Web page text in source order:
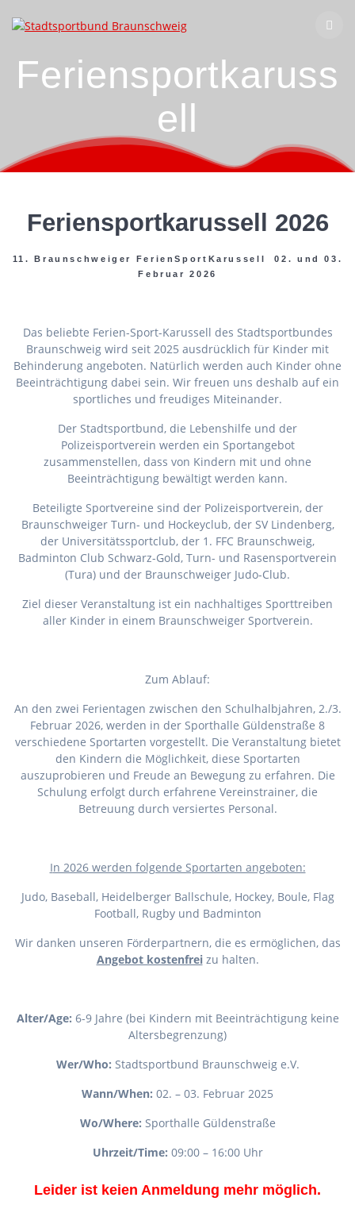
Inhalt
Feriensportkaruss
ell
Feriensportkarussell 2026
11. Braunschweiger FerienSportKarussell 02. und 03.
Februar 2026
Das beliebte Ferien-Sport-Karussell des Stadtsportbundes
Braunschweig wird seit 2025 ausdrücklich für Kinder mit
Behinderung angeboten. Natürlich werden auch Kinder ohne
Beeinträchtigung dabei sein. Wir freuen uns deshalb auf ein
sportliches und freudiges Miteinander.
Der Stadtsportbund, die Lebenshilfe und der
Polizeisportverein werden ein Sportangebot
zusammenstellen, dass von Kindern mit und ohne
Beeinträchtigung bewältigt werden kann.
Beteiligte Sportvereine sind der Polizeisportverein, der
Braunschweiger Turn- und Hockeyclub, der SV Lindenberg,
der Universitätssportclub, der 1. FFC Braunschweig,
Badminton Club Schwarz-Gold, Turn- und Rasensportverein
(Tura) und der Braunschweiger Judo-Club.
Ziel dieser Veranstaltung ist ein nachhaltiges Sporttreiben
aller Kinder in einem Braunschweiger Sportverein.
Zum Ablauf:
An den zwei Ferientagen zwischen den Schulhalbjahren, 2./3.
Februar 2026, werden in der Sporthalle Güldenstraße 8
verschiedene Sportarten vorgestellt. Die Veranstaltung bietet
den Kindern die Möglichkeit, diese Sportarten
auszuprobieren und Freude an Bewegung zu erfahren. Die
Schulung erfolgt durch erfahrene Vereinstrainer, die
Betreuung durch versiertes Personal.
In 2026 werden folgende Sportarten angeboten:
Judo, Baseball, Heidelberger Ballschule, Hockey, Boule, Flag
Football, Rugby und Badminton
Wir danken unseren Förderpartnern, die es ermöglichen, das
Angebot kostenfreizu halten.
Alter/Age: 6-9 Jahre (bei Kindern mit Beeinträchtigung keine
Altersbegrenzung)
Wer/Who: Stadtsportbund Braunschweig e.V.
Wann/When: 02. – 03. Februar 2025
Wo/Where: Sporthalle Güldenstraße
Uhrzeit/Time: 09:00 – 16:00 Uhr
Leider ist keien Anmeldung mehr möglich.